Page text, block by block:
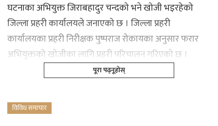
घटनाका अभियुक्त जिराबहादुर चन्दको भने खोजी भइरहेको
जिल्ला प्रहरी कार्यालयले जनाएको छ । जिल्ला प्रहरी
कार्यालयका प्रहरी निरीक्षक पुष्पराज रोकायका अनुसार फरार
अभियुक्तको खोजीका लागि प्रहरी परिचालन गरिएको छ ।
पूरा पढ्नूहोस्
विविध समाचार